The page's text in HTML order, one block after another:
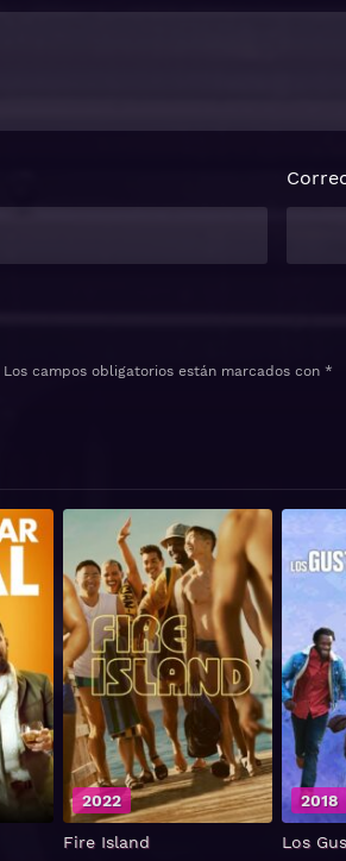
Los campos obligatorios están marcados con *
Fire Island
2022
Los
2018